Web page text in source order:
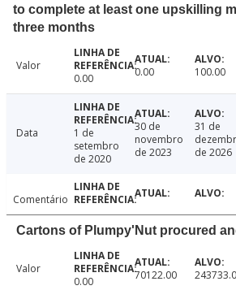
to complete at least one upskilling
three months
Valor
0.00
0.00 100.00
Data
1 de
setembro
de 2020
30 de
novembro
de 2023
31 de
de 2026
Comentário
Cartons of Plumpy'Nut procured
Valor
0.00
70122.00